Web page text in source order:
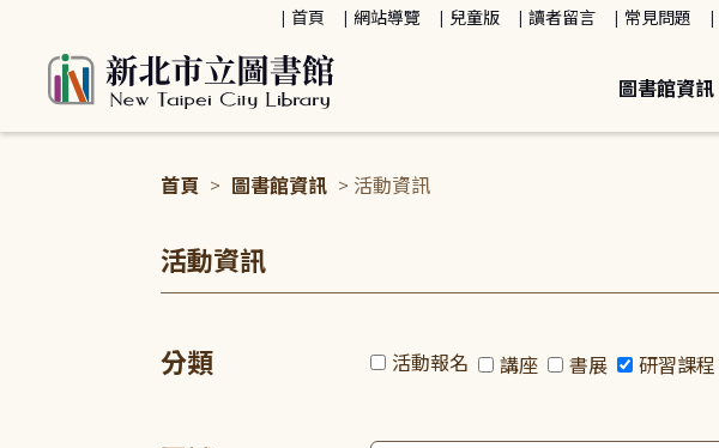
首頁 網站導覽 兒童版 讀者留言 常見問題
圖書館資訊
首頁 > 圖書館資訊 > 活動資訊
活動資訊
分類 活動報名 講座 書展 研習課程